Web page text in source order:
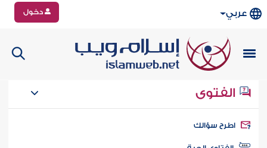
عربي دخول
الفتوى
سؤالك